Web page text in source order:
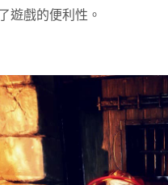
遊戲的便利性。